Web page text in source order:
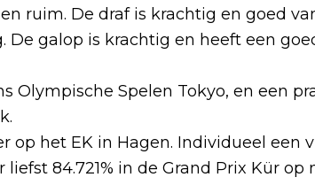
ruim. De draf is krachtig en goed
De galop is krachtig en heeft een
Olympische Spelen Tokyo, en een
op het EK in Hagen. Individueel een
84.721% in de Grand Prix Kür op